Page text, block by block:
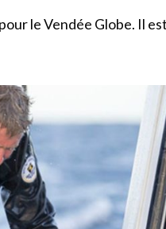
le Vendée Globe. Il